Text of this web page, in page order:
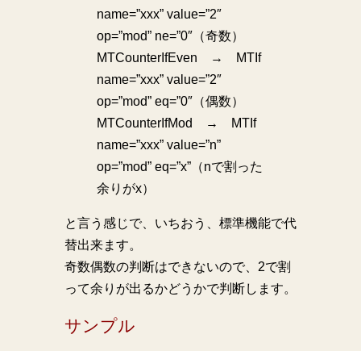
name=”xxx” value=”2″
op=”mod” ne=”0″（奇数）
MTCounterIfEven → MTIf
name=”xxx” value=”2″
op=”mod” eq=”0″（偶数）
MTCounterIfMod → MTIf
name=”xxx” value=”n”
op=”mod” eq=”x”（nで割った
余りがx）
と言う感じで、いちおう、標準機能で代
替出来ます。
奇数偶数の判断はできないので、2で割
って余りが出るかどうかで判断します。
サンプル